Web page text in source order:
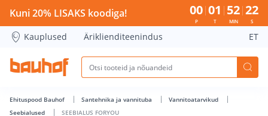
SEEBIALUS FORYOU - Bauhof has loaded
Kuni 20% LISAKS koodiga! 00
P
01
T
52
MIN
22
S
Kauplused Äriklienditeenindus ET
Ehituspood Bauhof Santehnika ja vannituba
Vannitoatarvikud
Seebialused
SEEBIALUS FORYOU